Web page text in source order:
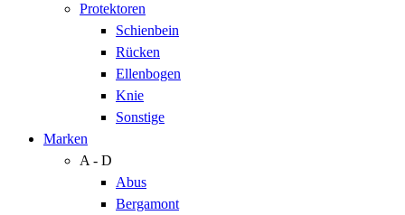
Protektoren
Schienbein
Rücken
Ellenbogen
Knie
Sonstige
Marken
A - D
Abus
Bergamont